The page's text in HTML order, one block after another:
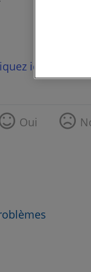
ici pour
Oui